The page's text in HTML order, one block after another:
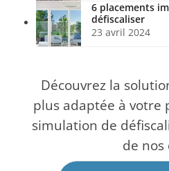
6 placements
défiscaliser
23 avril 2024
Découvrez la
plus adaptée à votre
simulation de
de nos